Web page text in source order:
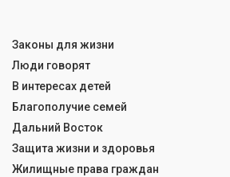
Законы для жизни
Люди говорят
В интересах детей
Благополучие семей
Дальний Восток
Защита жизни и здоровья
Жилищные права граждан